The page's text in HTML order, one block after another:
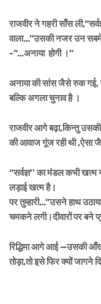
राजवीर ने गहरी साँस
वाला…”उसकी नजर उन सबमें
-“…अनाया होगी ।”
अनाया की सांस जैसे रुक गई,
बल्कि अगला चुनाव है ।
राजवीर आगे बढ़ा,किन्तु
की आवाज गूंज रही थी ,ऐसा
“सर्वज्ञ'' का मंडल कभी खत्म
लड़ाई खत्म है।
पर तुम्हारी…”उसने हाथ
चमकने लगी।दीवारों पर
रिद्धिमा आगे आई —उसकी
तोड़ा,तो इसे फिर क्यों जागने